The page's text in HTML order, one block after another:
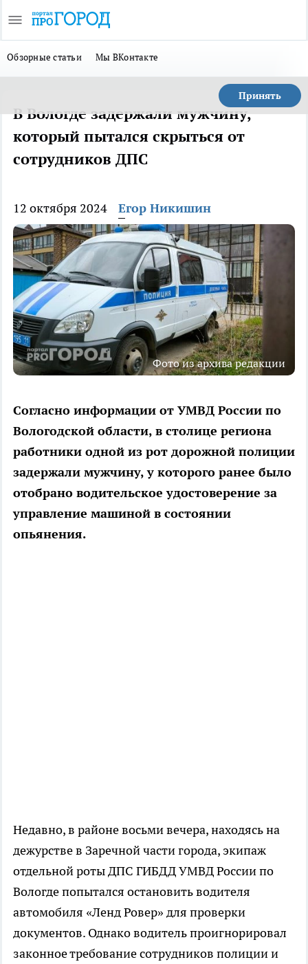
Обзорные статьи Мы ВКонтакте
Принять
В Вологде задержали мужчину,
который пытался скрыться от
сотрудников ДПС
12 октября 2024 Егор Никишин
Фото из архива редакции
Согласно информации от УМВД России по
Вологодской области, в столице региона
работники одной из рот дорожной полиции
задержали мужчину, у которого ранее было
отобрано водительское удостоверение за
управление машиной в состоянии
опьянения.
Недавно, в районе восьми вечера, находясь на
дежурстве в Заречной части города, экипаж
отдельной роты ДПС ГИБДД УМВД России по
Вологде попытался остановить водителя
автомобиля «Ленд Ровер» для проверки
документов. Однако водитель проигнорировал
законное требование сотрудников полиции и